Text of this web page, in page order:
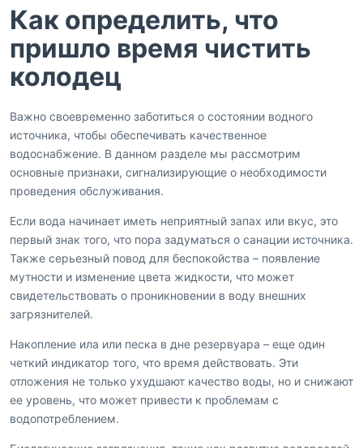
Как определить, что
пришло время чистить
колодец
Важно своевременно заботиться о состоянии водного
источника, чтобы обеспечивать качественное
водоснабжение. В данном разделе мы рассмотрим
основные признаки, сигнализирующие о необходимости
проведения обслуживания.
Если вода начинает иметь неприятный запах или вкус, это
первый знак того, что пора задуматься о санации источника.
Также серьезный повод для беспокойства – появление
мутности и изменение цвета жидкости, что может
свидетельствовать о проникновении в воду внешних
загрязнителей.
Накопление ила или песка в дне резервуара – еще один
четкий индикатор того, что время действовать. Эти
отложения не только ухудшают качество воды, но и снижают
ее уровень, что может привести к проблемам с
водопотреблением.